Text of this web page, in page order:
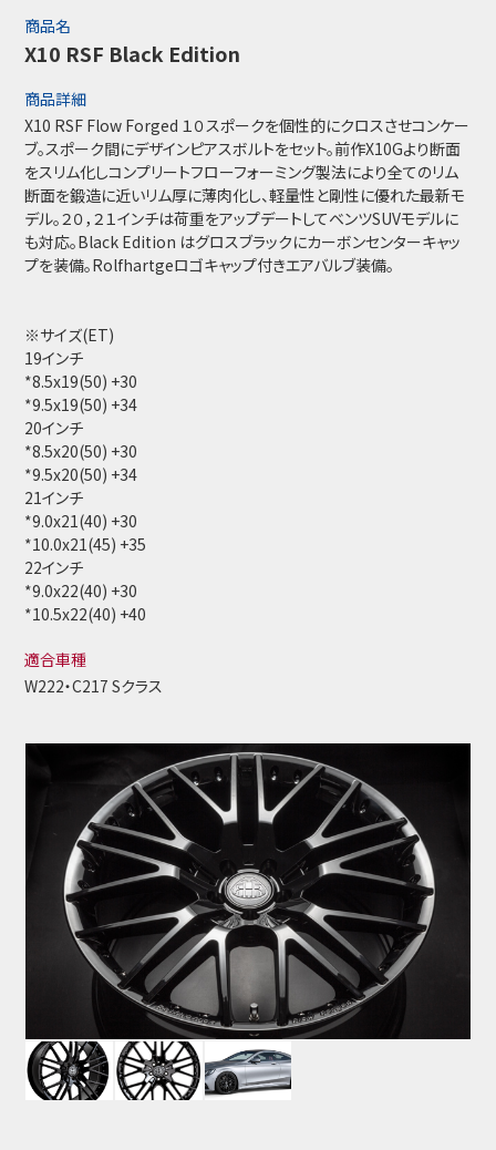
商品名
X10 RSF Black Edition
商品詳細
X10 RSF Flow Forged １０スポークを個性的にクロスさせコンケー
ブ。スポーク間にデザインピアスボルトをセット。前作X10Gより断面
をスリム化しコンプリートフローフォーミング製法により全てのリム
断面を鍛造に近いリム厚に薄肉化し、軽量性と剛性に優れた最新モ
デル。２０，２１インチは荷重をアップデートしてベンツSUVモデルに
も対応。Black Edition はグロスブラックにカーボンセンターキャッ
プを装備。Rolfhartgeロゴキャップ付きエアバルブ装備。
※サイズ(ET)
19インチ
*8.5x19(50) +30
*9.5x19(50) +34
20インチ
*8.5x20(50) +30
*9.5x20(50) +34
21インチ
*9.0x21(40) +30
*10.0x21(45) +35
22インチ
*9.0x22(40) +30
*10.5x22(40) +40
適合車種
W222・C217 Sクラス